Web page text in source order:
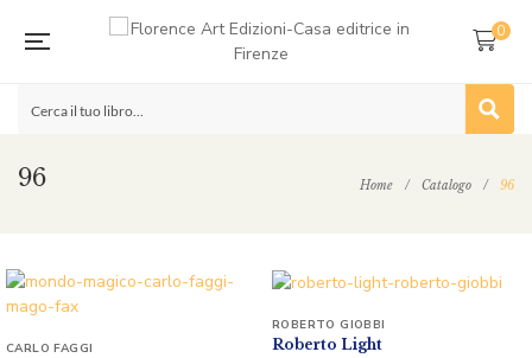
0
96 Home / Catalogo / 96
CARLO FAGGI Roberto Light
ROBERTO GIOBBI